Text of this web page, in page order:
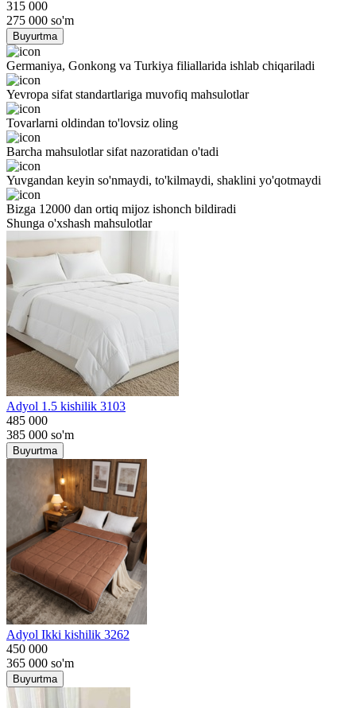
315 000
275 000 so'm
Buyurtma
Germaniya, Gonkong va Turkiya filiallarida ishlab chiqariladi
Yevropa sifat standartlariga muvofiq mahsulotlar
Tovarlarni oldindan to'lovsiz oling
Barcha mahsulotlar sifat nazoratidan o'tadi
Yuvgandan keyin so'nmaydi, to'kilmaydi, shaklini yo'qotmaydi
Bizga 12000 dan ortiq mijoz ishonch bildiradi
Shunga o'xshash mahsulotlar
Adyol 1.5 kishilik 3103
485 000
385 000 so'm
Buyurtma
Adyol Ikki kishilik 3262
450 000
365 000 so'm
Buyurtma